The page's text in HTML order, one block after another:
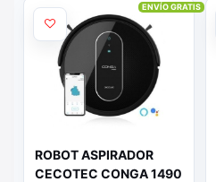
ROBOT ASPIRADOR
CECOTEC CONGA 1490
ENVÍO GRATIS